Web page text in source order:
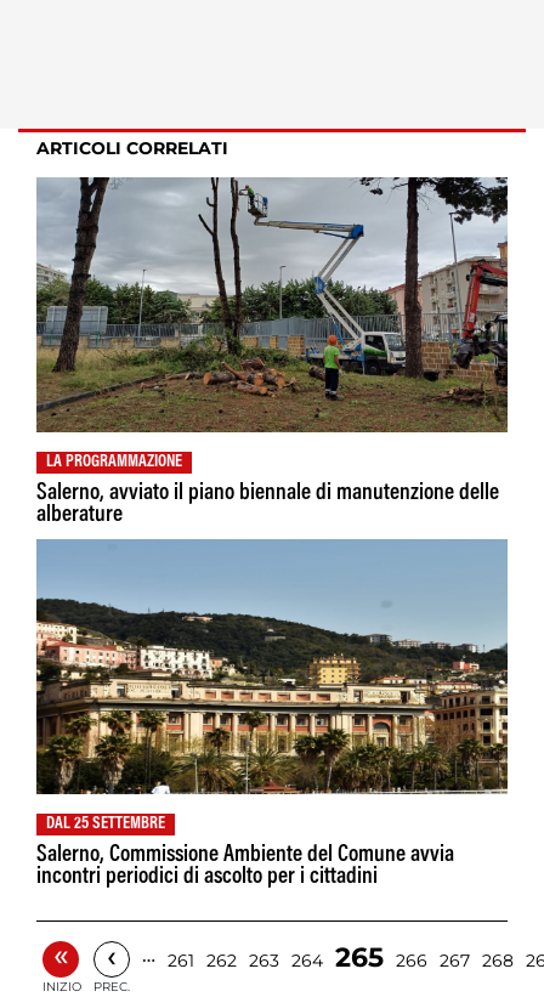
ARTICOLI CORRELATI
LA PROGRAMMAZIONE
Salerno, avviato il piano biennale di manutenzione delle
alberature
DAL 25 SETTEMBRE
Salerno, Commissione Ambiente del Comune avvia
incontri periodici di ascolto per i cittadini
«
INIZIO
‹
PREC.
… 261 262 263 264 265 266 267 268